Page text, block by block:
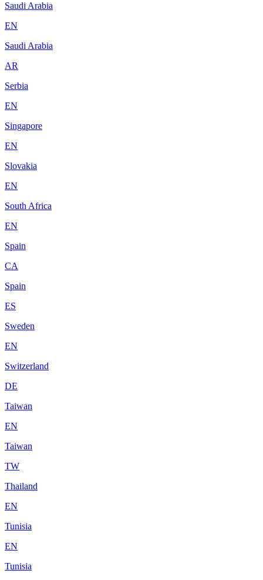
Saudi Arabia
EN
Saudi Arabia
AR
Serbia
EN
Singapore
EN
Slovakia
EN
South Africa
EN
Spain
CA
Spain
ES
Sweden
EN
Switzerland
DE
Taiwan
EN
Taiwan
TW
Thailand
EN
Tunisia
EN
Tunisia